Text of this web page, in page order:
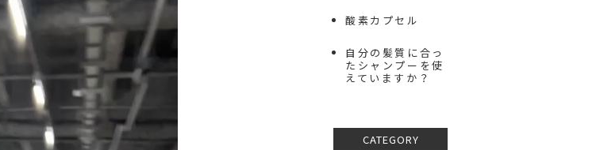
酸素カプセル
自分の髪質に合っ
たシャンプーを使
えていますか？
CATEGORY